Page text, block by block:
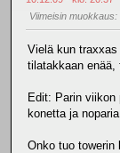
Viimeisin muokkaus:
Vielä kun
tilatakkaan
Edit: Parin
konetta ja
Onko tuo towerin